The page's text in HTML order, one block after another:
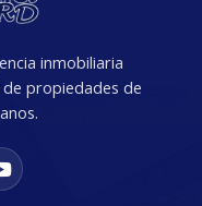
inmobiliaria
propiedades de